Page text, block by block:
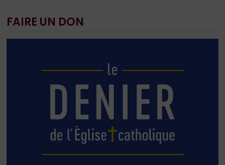
FAIRE UN DON